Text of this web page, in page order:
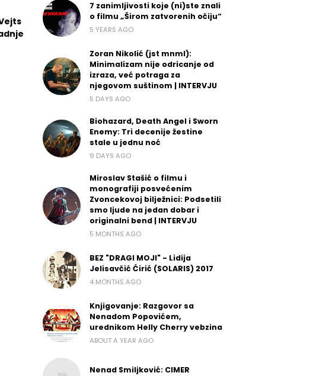
7 zanimljivosti koje (ni)ste znali
o filmu „Širom zatvorenih očiju“
5 YEARS AGO
Zoran Nikolić (jst mnml):
Minimalizam nije odricanje od
izraza, već potraga za
njegovom suštinom | INTERVJU
5 DAYS AGO
Biohazard, Death Angel i Sworn
Enemy: Tri decenije žestine
stale u jednu noć
9 DAYS AGO
Miroslav Stašić o filmu i
monografiji posvećenim
Zvoncekovoj bilježnici: Podsetili
smo ljude na jedan dobar i
originalni bend | INTERVJU
5 MONTHS AGO
BEZ "DRAGI MOJI" - Lidija
Jelisavčić Ćirić (SOLARIS) 2017
4 MONTHS AGO
Knjigovanje: Razgovor sa
Nenadom Popovićem,
urednikom Helly Cherry vebzina
ABOUT A YEAR AGO
Nenad Smiljković: CIMER